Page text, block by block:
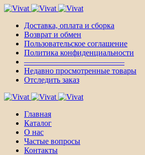
Доставка, оплата и сборка
Возврат и обмен
Пользовательское соглашение
Политика конфиденциальности
————————————–
Недавно просмотренные товары
Отследить заказ
Главная
Каталог
О нас
Частые вопросы
Контакты